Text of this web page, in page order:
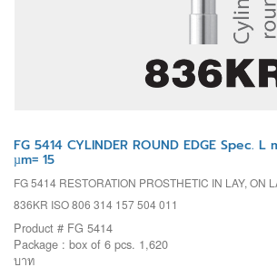
FG 5414 CYLINDER ROUND EDGE Spec. L
µm= 15
FG 5414 RESTORATION PROSTHETIC IN LAY, ON
836KR ISO 806 314 157 504 011
Product # FG 5414
Package : box of 6 pcs. 1,620
บาท